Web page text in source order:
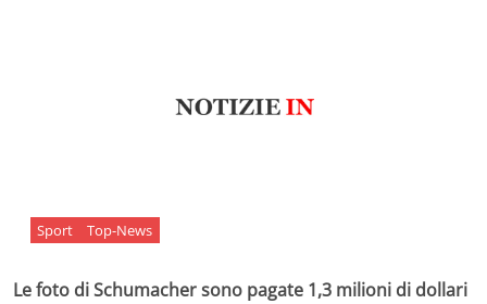
Sport Top-News
Le foto di Schumacher sono pagate 1,3 milioni di dollari